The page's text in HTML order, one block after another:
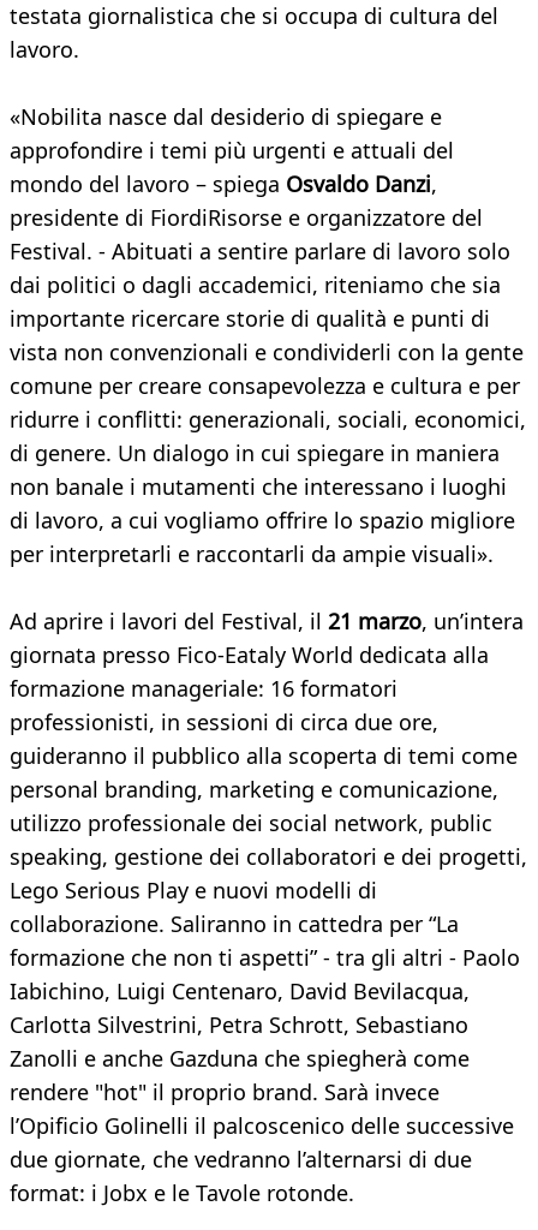
testata giornalistica che si occupa di cultura del
lavoro.
«Nobilita nasce dal desiderio di spiegare e
approfondire i temi più urgenti e attuali del
mondo del lavoro – spiega Osvaldo Danzi,
presidente di FiordiRisorse e organizzatore del
Festival. - Abituati a sentire parlare di lavoro solo
dai politici o dagli accademici, riteniamo che sia
importante ricercare storie di qualità e punti di
vista non convenzionali e condividerli con la gente
comune per creare consapevolezza e cultura e per
ridurre i conflitti: generazionali, sociali, economici,
di genere. Un dialogo in cui spiegare in maniera
non banale i mutamenti che interessano i luoghi
di lavoro, a cui vogliamo offrire lo spazio migliore
per interpretarli e raccontarli da ampie visuali».
Ad aprire i lavori del Festival, il 21 marzo, un’intera
giornata presso Fico-Eataly World dedicata alla
formazione manageriale: 16 formatori
professionisti, in sessioni di circa due ore,
guideranno il pubblico alla scoperta di temi come
personal branding, marketing e comunicazione,
utilizzo professionale dei social network, public
speaking, gestione dei collaboratori e dei progetti,
Lego Serious Play e nuovi modelli di
collaborazione. Saliranno in cattedra per “La
formazione che non ti aspetti” - tra gli altri - Paolo
Iabichino, Luigi Centenaro, David Bevilacqua,
Carlotta Silvestrini, Petra Schrott, Sebastiano
Zanolli e anche Gazduna che spiegherà come
rendere "hot" il proprio brand. Sarà invece
l’Opificio Golinelli il palcoscenico delle successive
due giornate, che vedranno l’alternarsi di due
format: i Jobx e le Tavole rotonde.